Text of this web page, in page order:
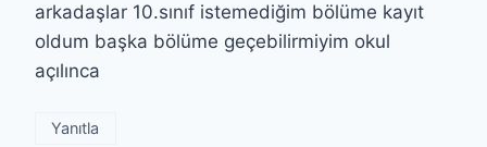
arkadaşlar 10.sınıf istemediğim bölüme kayıt
oldum başka bölüme geçebilirmiyim okul
açılınca
Yanıtla